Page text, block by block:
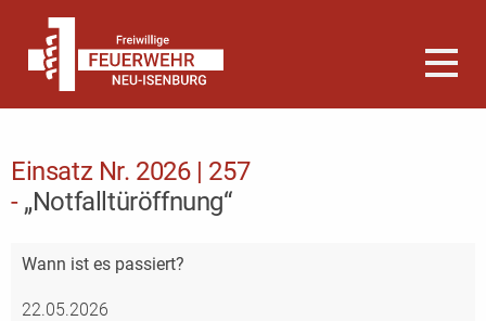
Einsatz Nr. 2026 | 257
- „Notfalltüröffnung“
Wann ist es passiert?
22.05.2026